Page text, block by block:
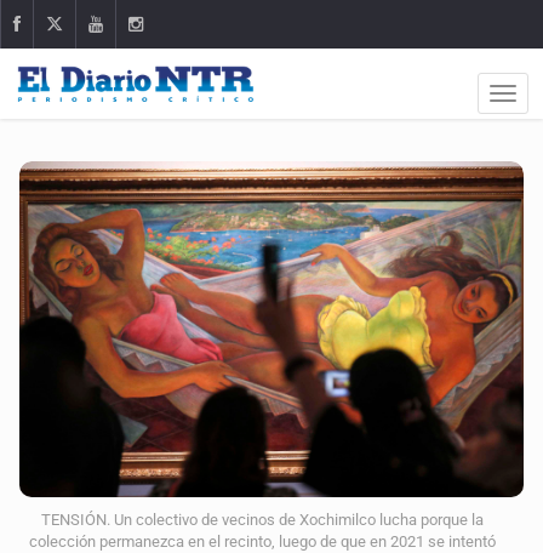
TENSIÓN. Un colectivo de vecinos de Xochimilco lucha porque la
colección permanezca en el recinto, luego de que en 2021 se intentó